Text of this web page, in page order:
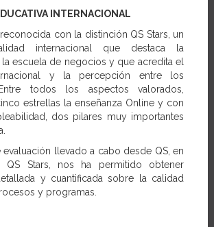
INTERNACIONAL
con la distinción QS Stars, un
internacional que destaca la
escuela de negocios y que acredita el
y la percepción entre los
todos los aspectos valorados,
estrellas la enseñanza Online y con
dos pilares muy importantes
llevado a cabo desde QS, en
Stars, nos ha permitido obtener
y cuantificada sobre la calidad
y programas.